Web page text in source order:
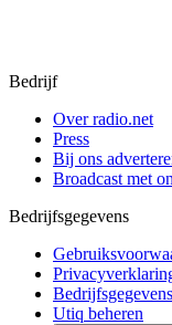
Bedrijf
Over radio.net
Press
Bij ons
Broadcast met
Bedrijfsgegevens
Bedrijfsgegevens
Utiq beheren